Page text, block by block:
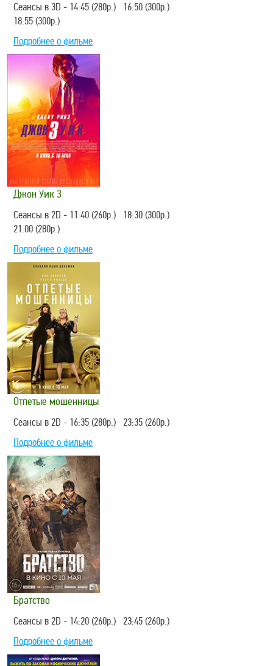
Сеансы в 3D - 14:45 (280р.) 16:50 (300р.)
18:55 (300р.)
Подробнее о фильме
Джон Уик 3
Сеансы в 2D - 11:40 (260р.) 18:30 (300р.)
21:00 (280р.)
Подробнее о фильме
Отпетые мошенницы
Сеансы в 2D - 16:35 (280р.) 23:35 (260р.)
Подробнее о фильме
Братство
Сеансы в 2D - 14:20 (260р.) 23:45 (260р.)
Подробнее о фильме